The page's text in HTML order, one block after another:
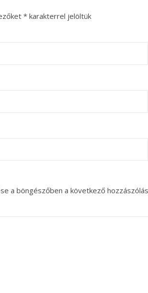
* karakterrel jelöltük
a böngészőben a következő